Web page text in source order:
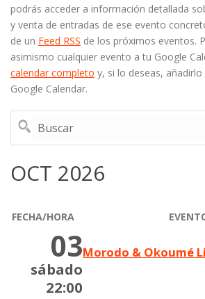
podrás acceder a información detallada
y venta de entradas de ese evento
de un Feed RSS de los próximos eventos.
asimismo cualquier evento a tu Google
calendar completo y, si lo deseas,
Google Calendar.
Buscar
OCT 2026
FECHA/HORA
03
sábado
22:00
Morodo & Okoumé